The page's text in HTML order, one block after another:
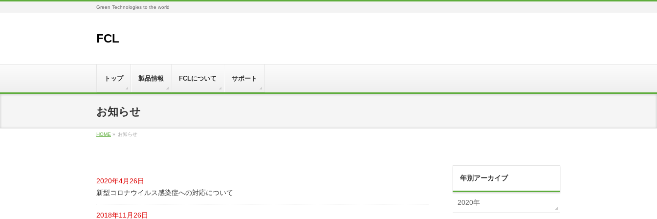
Green Technologies to the world
FCL
トップ 製品情報 FCLについて サポート
お知らせ
HOME » お知らせ
2020年4月26日
新型コロナウイルス感染症への対応について
2018年11月26日
年別アーカイブ
2020年